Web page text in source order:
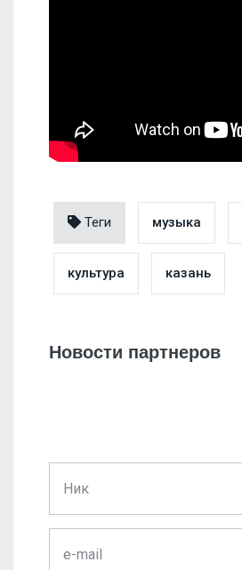
Теги музыка
культура казань
Новости партнеров